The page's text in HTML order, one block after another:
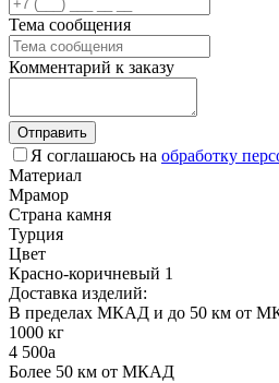
Тема сообщения
Комментарий к заказу
Отправить
Я соглашаюсь на обработку
Материал
Мрамор
Страна камня
Турция
Цвет
Красно-коричневый 1
Доставка изделий:
В пределах МКАД и до 50 км от
1000 кг
4 500a
Более 50 км от МКАД